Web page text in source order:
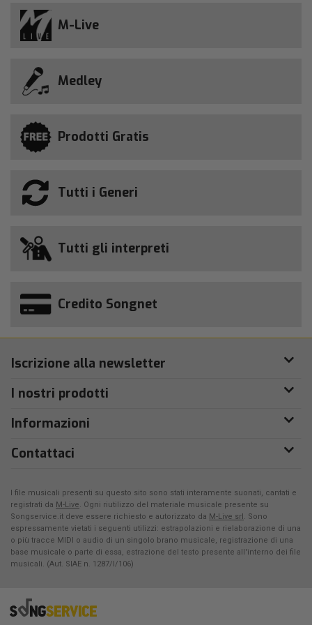
M-Live
Medley
Prodotti Gratis
Tutti i Generi
Tutti gli interpreti
Credito Songnet
Iscrizione alla newsletter
I nostri prodotti
Informazioni
Contattaci
I file musicali presenti su questo sito sono stati interamente suonati, cantati e
registrati da M-Live. Ogni riutilizzo del materiale musicale presente su
Songservice.it deve essere richiesto e autorizzato da M-Live srl. Sono
espressamente vietati i seguenti utilizzi: estrapolazioni e rielaborazione di una
o più tracce MIDI o audio di un singolo brano musicale, registrazione di una
base musicale o parte di essa, estrazione del testo presente all'interno dei file
musicali. (Aut. SIAE n. 1287/I/106)